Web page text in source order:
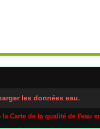
les données eau.
la Carte de la qualité de l'eau